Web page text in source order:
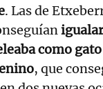
. Las de
como
, que